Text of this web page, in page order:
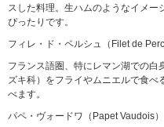
スした料理。生ハムのようなイメー
ぴったりです。
フィレ・ド・ペルシュ（Filet de
フランス語圏、特にレマン湖での白
ズキ科）をフライやムニエルで食
べます。
パペ・ヴォードワ（Papet Vaudois）